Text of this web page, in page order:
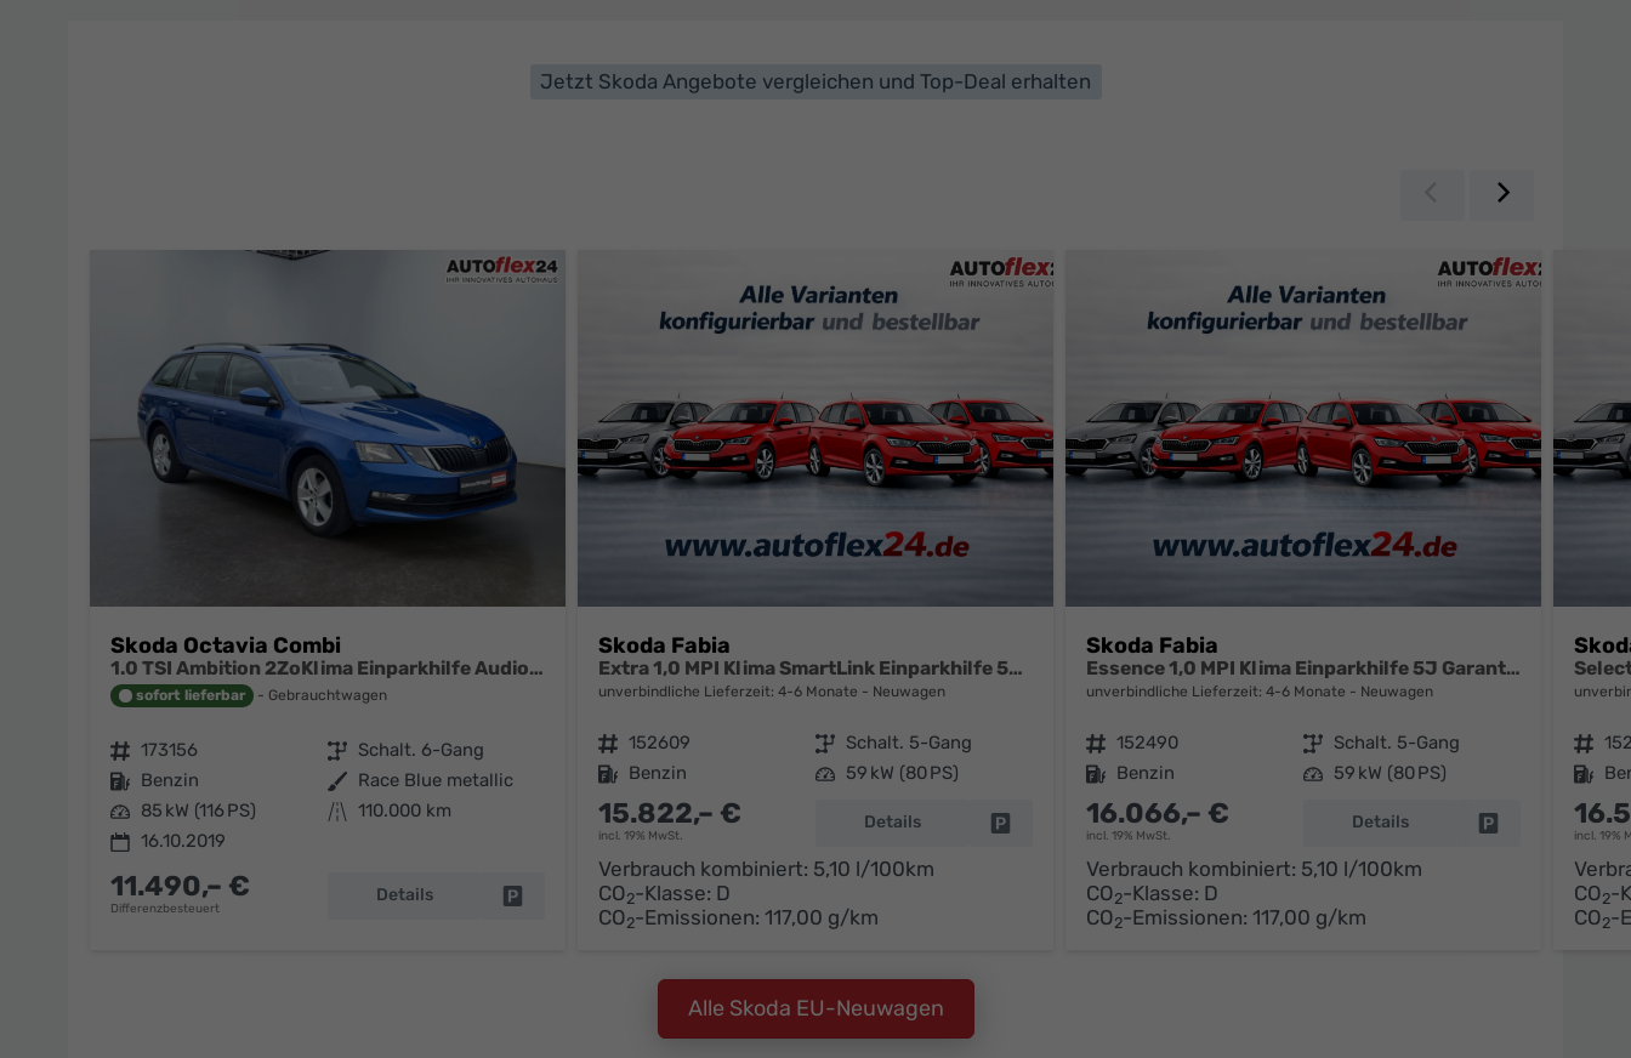
Jetzt Skoda Angebote vergleichen und Top-Deal erhalten
Zurück
Skoda Octavia Combi
1.0 TSI Ambition 2ZoKlima Einparkhilfe Audio Swing
sofort lieferbar Gebrauchtwagen
Fahrzeugnr. 173156 Getriebe Schalt. 6-Gang
Kraftstoff Benzin Außenfarbe Race Blue metallic
Leistung 85 kW (116 PS) Kilometerstand 110.000 km
16.10.2019
11.490,– €
Differenzbesteuert
Details Fahrzeug parken
Skoda Fabia
Extra 1,0 MPI Klima SmartLink Einparkhilfe 5J Garantie LED Scheinwerfer Bluetooth
unverbindliche Lieferzeit: 4-6 Monate Neuwagen
Fahrzeugnr. 152609 Getriebe Schalt. 5-Gang
Kraftstoff Benzin Leistung 59 kW (80 PS)
15.822,– €
incl. 19% MwSt.
Details Fahrzeug parken
Verbrauch kombiniert: 5,10 l/100km
CO2-Klasse: D
CO2-Emissionen: 117,00 g/km
Skoda Fabia
Essence 1,0 MPI Klima Einparkhilfe 5J Garantie LED Scheinwerfer Bluetooth
unverbindliche Lieferzeit: 4-6 Monate Neuwagen
Fahrzeugnr. 152490 Getriebe Schalt. 5-Gang
Kraftstoff Benzin Leistung 59 kW (80 PS)
16.066,– €
incl. 19% MwSt.
Details Fahrzeug parken
Verbrauch kombiniert: 5,10 l/100km
CO2-Klasse: D
CO2-Emissionen: 117,00 g/km
Fahrzeugnr.
Kraftstoff
incl. 19%
CO2-
CO2-
Alle Skoda EU-Neuwagen